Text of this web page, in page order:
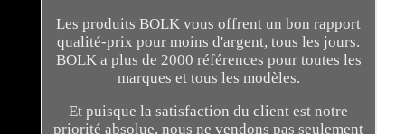
Les produits BOLK vous offrent un bon rapport
qualité-prix pour moins d'argent, tous les jours.
BOLK a plus de 2000 références pour toutes les
marques et tous les modèles.
Et puisque la satisfaction du client est notre
priorité absolue, nous ne vendons pas seulement